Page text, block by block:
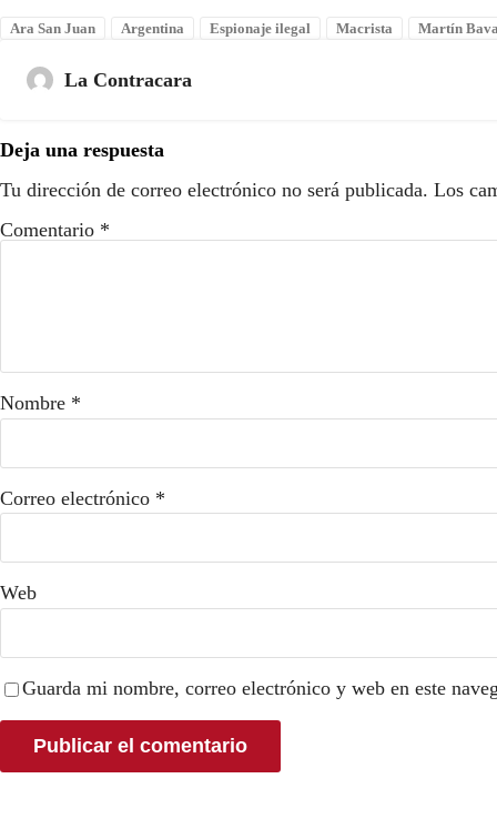
Ara San Juan Argentina Espionaje ilegal Macrista Martín
La Contracara
Deja una respuesta
Tu dirección de correo electrónico no será publicada. Los
Comentario *
Nombre *
Correo electrónico *
Web
Guarda mi nombre, correo electrónico y web en este